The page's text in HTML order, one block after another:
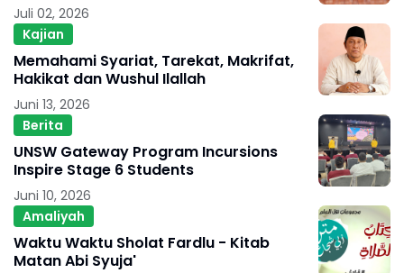
Juli 02, 2026
Kajian
Memahami Syariat, Tarekat, Makrifat,
Hakikat dan Wushul Ilallah
Juni 13, 2026
Berita
UNSW Gateway Program Incursions
Inspire Stage 6 Students
Juni 10, 2026
Amaliyah
Waktu Waktu Sholat Fardlu - Kitab
Matan Abi Syuja'